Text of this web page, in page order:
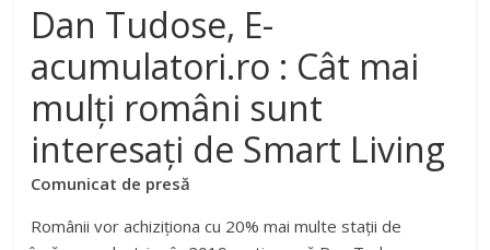
Dan Tudose, E-
acumulatori.ro : Cât mai
mulţi români sunt
interesaţi de Smart Living
Comunicat de presă
Românii vor achiziționa cu 20% mai multe stații de